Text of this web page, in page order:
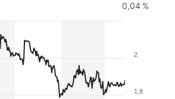
0,04 %
1,8
2